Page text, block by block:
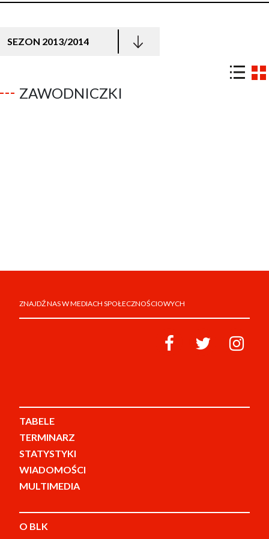
SEZON 2013/2014
ZAWODNICZKI
ZNAJDŹ NAS W MEDIACH SPOŁECZNOŚCIOWYCH
TABELE
TERMINARZ
STATYSTYKI
WIADOMOŚCI
MULTIMEDIA
O BLK